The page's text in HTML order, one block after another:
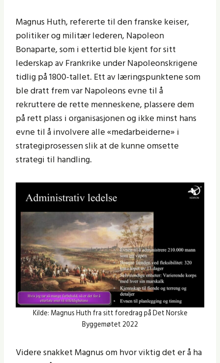
Magnus Huth, refererte til den franske keiser,
politiker og militær lederen, Napoleon
Bonaparte, som i ettertid ble kjent for sitt
lederskap av Frankrike under Napoleonskrigene
tidlig på 1800-tallet. Ett av læringspunktene som
ble dratt frem var Napoleons evne til å
rekruttere de rette menneskene, plassere dem
på rett plass i organisasjonen og ikke minst hans
evne til å involvere alle «medarbeiderne» i
strategiprosessen slik at de kunne omsette
strategi til handling.
Kilde: Magnus Huth fra sitt foredrag på Det Norske
Byggemøtet 2022
Videre snakket Magnus om hvor viktig det er å ha